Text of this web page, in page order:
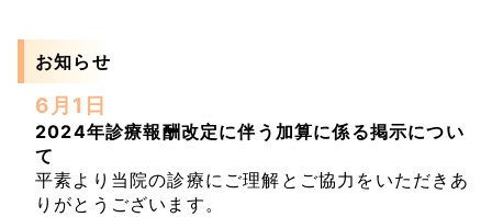
お知らせ
6月1日
2024年診療報酬改定に伴う加算に係る掲示につい
て
平素より当院の診療にご理解とご協力をいただきあ
りがとうございます。